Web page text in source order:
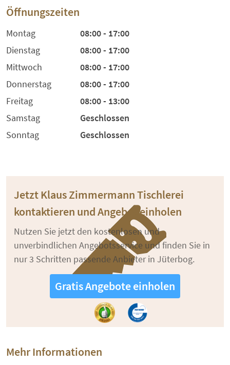
Öffnungszeiten
Montag
08:00 - 17:00
Dienstag
08:00 - 17:00
Mittwoch
08:00 - 17:00
Donnerstag
08:00 - 17:00
Freitag
08:00 - 13:00
Samstag
Geschlossen
Sonntag
Geschlossen
Jetzt Klaus Zimmermann Tischlerei
kontaktieren und Angebot einholen
Nutzen Sie jetzt den kostenlosen und
unverbindlichen Angebotsservice und finden Sie in
nur 3 Schritten passende Anbieter in Jüterbog.
Gratis Angebote einholen
Mehr Informationen